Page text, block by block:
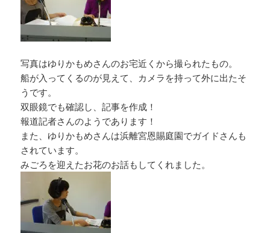
写真はゆりかもめさんのお宅近くから撮られたもの。
船が入ってくるのが見えて、カメラを持って外に出たそ
うです。
双眼鏡でも確認し、記事を作成！
報道記者さんのようであります！
また、ゆりかもめさんは浜離宮恩賜庭園でガイドさんも
されています。
みごろを迎えたお花のお話もしてくれました。